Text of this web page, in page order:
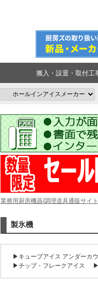
搬入・設置・取付工
業務用厨房機器/調理道具通販サイ
製氷機
▶キューブアイス アンダーカ
▶チップ・フレークアイス